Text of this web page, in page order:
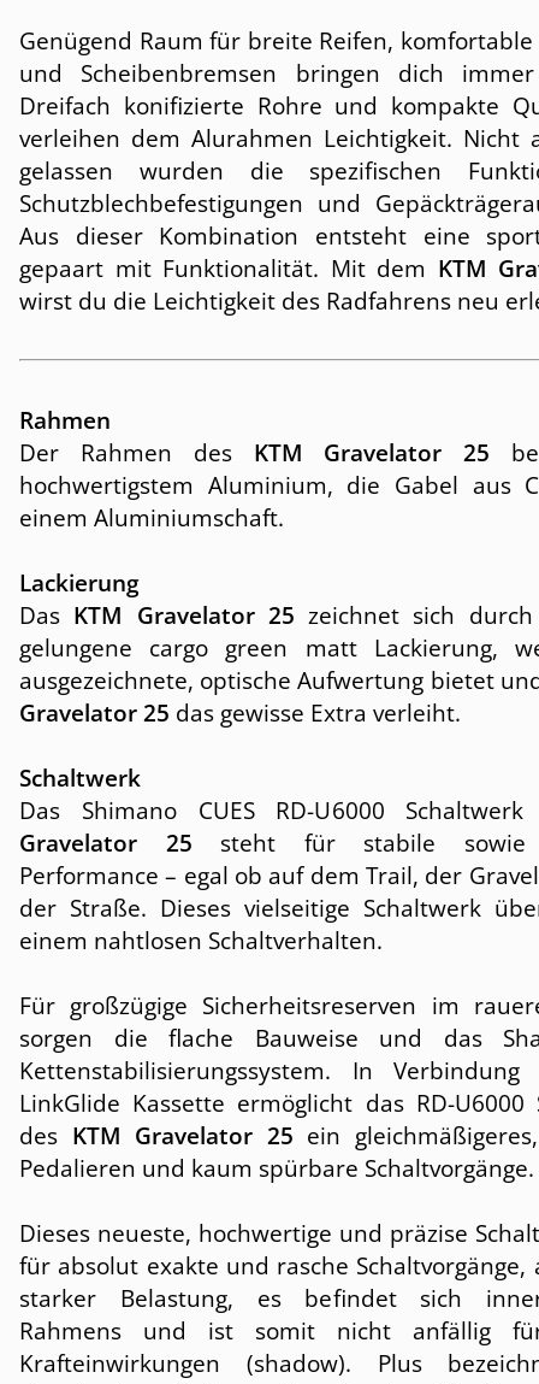
Genügend Raum für breite Reifen,
und Scheibenbremsen bringen dich
Dreifach konifizierte Rohre und kompakte
verleihen dem Alurahmen Leichtigkeit. Nicht
gelassen wurden die spezifischen
Schutzblechbefestigungen und
Aus dieser Kombination entsteht eine
gepaart mit Funktionalität. Mit dem KTM
wirst du die Leichtigkeit des Radfahrens neu
Rahmen
Der Rahmen des KTM Gravelator 25
hochwertigstem Aluminium, die Gabel aus
einem Aluminiumschaft.
Lackierung
Das KTM Gravelator 25 zeichnet sich
gelungene cargo green matt Lackierung,
ausgezeichnete, optische Aufwertung bietet
Gravelator 25 das gewisse Extra verleiht.
Schaltwerk
Das Shimano CUES RD-U6000
Gravelator 25 steht für stabile sowie
Performance – egal ob auf dem Trail, der
der Straße. Dieses vielseitige Schaltwerk
einem nahtlosen Schaltverhalten.
Für großzügige Sicherheitsreserven im
sorgen die flache Bauweise und das
Kettenstabilisierungssystem. In
LinkGlide Kassette ermöglicht das RD-U6000
des KTM Gravelator 25 ein
Pedalieren und kaum spürbare Schaltvorgänge.
Dieses neueste, hochwertige und präzise
für absolut exakte und rasche Schaltvorgänge,
starker Belastung, es befindet sich
Rahmens und ist somit nicht anfällig
Krafteinwirkungen (shadow). Plus